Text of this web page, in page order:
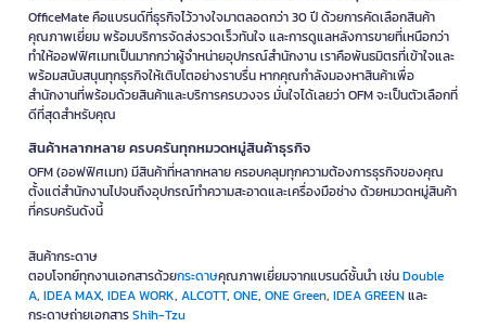
OfficeMate คือแบรนด์ที่ธุรกิจไว้วางใจมาตลอดกว่า 30 ปี ด้วยการคัดเลือกสินค้า
คุณภาพเยี่ยม พร้อมบริการจัดส่งรวดเร็วทันใจ และการดูแลหลังการขายที่เหนือกว่า
ทำให้ออฟฟิศเมทเป็นมากกว่าผู้จำหน่ายอุปกรณ์สำนักงาน เราคือพันธมิตรที่เข้าใจและ
พร้อมสนับสนุนทุกธุรกิจให้เติบโตอย่างราบรื่น หากคุณกำลังมองหาสินค้าเพื่อ
สำนักงานที่พร้อมด้วยสินค้าและบริการครบวงจร มั่นใจได้เลยว่า OFM จะเป็นตัวเลือกที่
ดีที่สุดสำหรับคุณ
สินค้าหลากหลาย ครบครันทุกหมวดหมู่สินค้าธุรกิจ
OFM (ออฟฟิศเมท) มีสินค้าที่หลากหลาย ครอบคลุมทุกความต้องการธุรกิจของคุณ
ตั้งแต่สำนักงานไปจนถึงอุปกรณ์ทำความสะอาดและเครื่องมือช่าง ด้วยหมวดหมู่สินค้า
ที่ครบครันดังนี้
สินค้ากระดาษ
ตอบโจทย์ทุกงานเอกสารด้วยกระดาษคุณภาพเยี่ยมจากแบรนด์ชั้นนำ เช่นDouble
A, IDEA MAX, IDEA WORK, ALCOTT, ONE, ONE Green, IDEA GREENและ
กระดาษถ่ายเอกสารShih-Tzu